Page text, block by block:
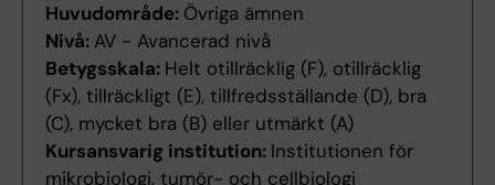
Huvudområde: Övriga ämnen
Nivå: AV - Avancerad nivå
Betygsskala: Helt otillräcklig (F), otillräcklig
(Fx), tillräckligt (E), tillfredsställande (D), bra
(C), mycket bra (B) eller utmärkt (A)
Kursansvarig institution: Institutionen för
mikrobiologi, tumör- och cellbiologi